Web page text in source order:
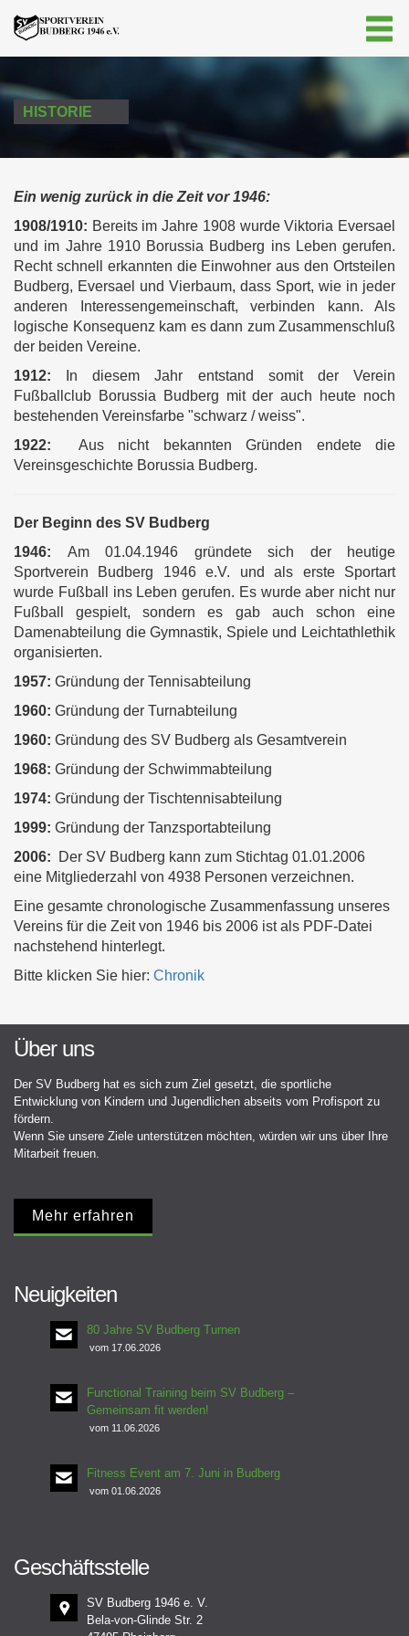
HISTORIE
Ein wenig zurück in die Zeit vor 1946:
1908/1910: Bereits im Jahre 1908 wurde Viktoria Eversael
und im Jahre 1910 Borussia Budberg ins Leben gerufen.
Recht schnell erkannten die Einwohner aus den Ortsteilen
Budberg, Eversael und Vierbaum, dass Sport, wie in jeder
anderen Interessengemeinschaft, verbinden kann. Als
logische Konsequenz kam es dann zum Zusammenschluß
der beiden Vereine.
1912: In diesem Jahr entstand somit der Verein
Fußballclub Borussia Budberg mit der auch heute noch
bestehenden Vereinsfarbe "schwarz / weiss".
1922: Aus nicht bekannten Gründen endete die
Vereinsgeschichte Borussia Budberg.
Der Beginn des SV Budberg
1946: Am 01.04.1946 gründete sich der heutige
Sportverein Budberg 1946 e.V. und als erste Sportart
wurde Fußball ins Leben gerufen. Es wurde aber nicht nur
Fußball gespielt, sondern es gab auch schon eine
Damenabteilung die Gymnastik, Spiele und Leichtathlethik
organisierten.
1957: Gründung der Tennisabteilung
1960: Gründung der Turnabteilung
1960: Gründung des SV Budberg als Gesamtverein
1968: Gründung der Schwimmabteilung
1974: Gründung der Tischtennisabteilung
1999: Gründung der Tanzsportabteilung
2006:
Der SV Budberg kann zum Stichtag 01.01.2006
eine Mitgliederzahl von 4938 Personen verzeichnen.
Eine gesamte chronologische Zusammenfassung unseres
Vereins für die Zeit von 1946 bis 2006 ist als PDF-Datei
nachstehend hinterlegt.
Bitte klicken Sie hier: Chronik
Über uns
Der SV Budberg hat es sich zum Ziel gesetzt, die sportliche
Entwicklung von Kindern und Jugendlichen abseits vom Profisport zu
fördern.
Wenn Sie unsere Ziele unterstützen möchten, würden wir uns über Ihre
Mitarbeit freuen.
Mehr erfahren
Neuigkeiten
80 Jahre SV Budberg Turnen
vom 17.06.2026
Functional Training beim SV Budberg –
Gemeinsam fit werden!
vom 11.06.2026
Fitness Event am 7. Juni in Budberg
vom 01.06.2026
Geschäftsstelle
SV Budberg 1946 e. V.
Bela-von-Glinde Str. 2